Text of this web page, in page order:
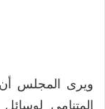
ويرى المجلس أن
المتنامي